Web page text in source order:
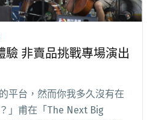
驗 非賣品挑戰專場演出
平台，然而你我多久沒有在
」甫在「The Next Big